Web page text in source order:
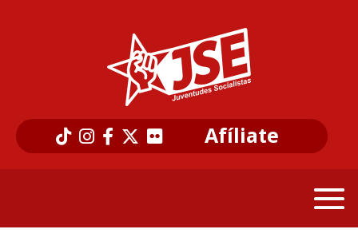
Afíliate